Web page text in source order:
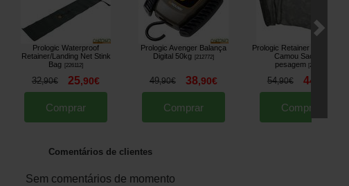
Prologic Waterproof
Retainer/Landing Net Stink
Bag
226112]
32,90€ 25,90€
Comprar
Prologic Avenger Balança
Digital 50kg
212772]
49,90€ 38,90€
Comprar
Prologic Retainer Weigh Sling
Camou Saco de
pesagem [212645
54,90€ 44
Comprar
Comentários de clientes
Sem comentários de momento